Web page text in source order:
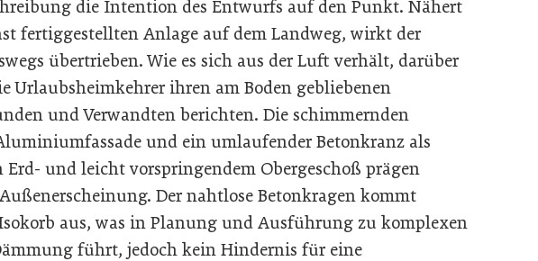
die Intention des Entwurfs auf den Punkt. Nähert
fertiggestellten Anlage auf dem Landweg, wirkt der
übertrieben. Wie es sich aus der Luft verhält, darüber
Urlaubsheimkehrer ihren am Boden gebliebenen
und Verwandten berichten. Die schimmernden
und ein umlaufender Betonkranz als
Erd- und leicht vorspringendem Obergeschoß prägen
Der nahtlose Betonkragen kommt
aus, was in Planung und Ausführung zu komplexen
führt, jedoch kein Hindernis für eine